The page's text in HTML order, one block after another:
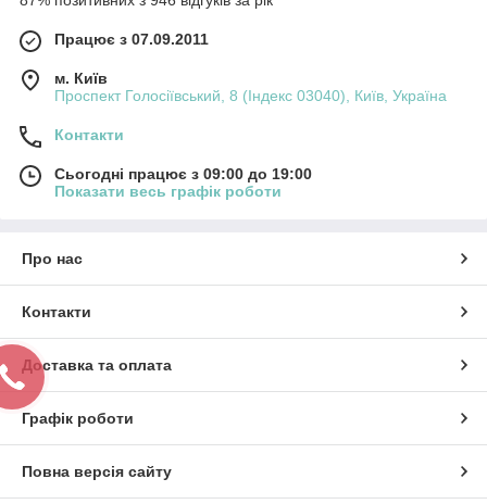
Працює з 07.09.2011
м. Київ
Проспект Голосіївський, 8 (Індекс 03040), Київ, Україна
Контакти
Сьогодні працює з 09:00 до 19:00
Показати весь графік роботи
Про нас
Контакти
Доставка та оплата
Графік роботи
Повна версія сайту